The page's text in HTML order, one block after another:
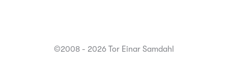
©2008 - 2026 Tor Einar Samdahl